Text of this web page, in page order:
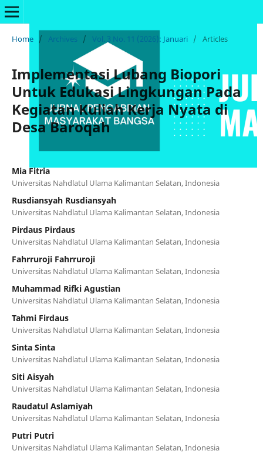
Home / Archives / Vol. 3 No. 11 (2026): Januari / Articles
Implementasi Lubang Biopori
Untuk Edukasi Lingkungan Pada
Kegiatan Kuliah Kerja Nyata di
Desa Baroqah
Mia Fitria
Universitas Nahdlatul Ulama Kalimantan Selatan, Indonesia
Rusdiansyah Rusdiansyah
Universitas Nahdlatul Ulama Kalimantan Selatan, Indonesia
Pirdaus Pirdaus
Universitas Nahdlatul Ulama Kalimantan Selatan, Indonesia
Fahrruroji Fahrruroji
Universitas Nahdlatul Ulama Kalimantan Selatan, Indonesia
Muhammad Rifki Agustian
Universitas Nahdlatul Ulama Kalimantan Selatan, Indonesia
Tahmi Firdaus
Universitas Nahdlatul Ulama Kalimantan Selatan, Indonesia
Sinta Sinta
Universitas Nahdlatul Ulama Kalimantan Selatan, Indonesia
Siti Aisyah
Universitas Nahdlatul Ulama Kalimantan Selatan, Indonesia
Raudatul Aslamiyah
Universitas Nahdlatul Ulama Kalimantan Selatan, Indonesia
Putri Putri
Universitas Nahdlatul Ulama Kalimantan Selatan, Indonesia